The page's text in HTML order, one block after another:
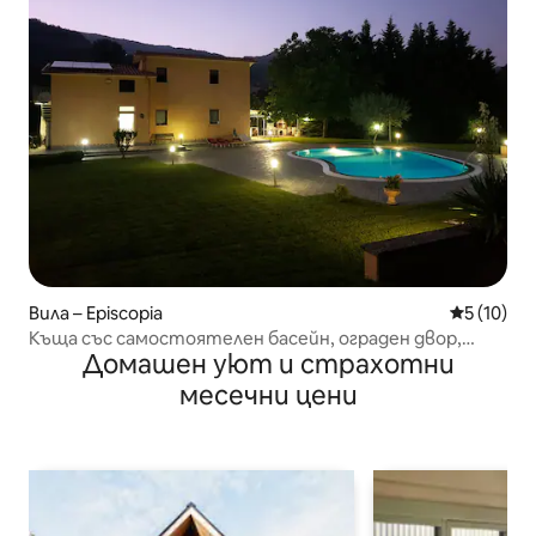
Вила – Episcopia Средна
5 (10)
Къща със самостоятелен басейн, ограден двор,
барбекюДомашен уют и страхотни
месечни цени